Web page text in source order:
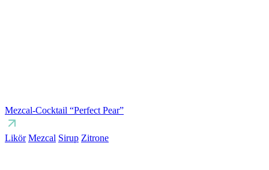
Mezcal-Cocktail “Perfect Pear”
Likör Mezcal Sirup Zitrone